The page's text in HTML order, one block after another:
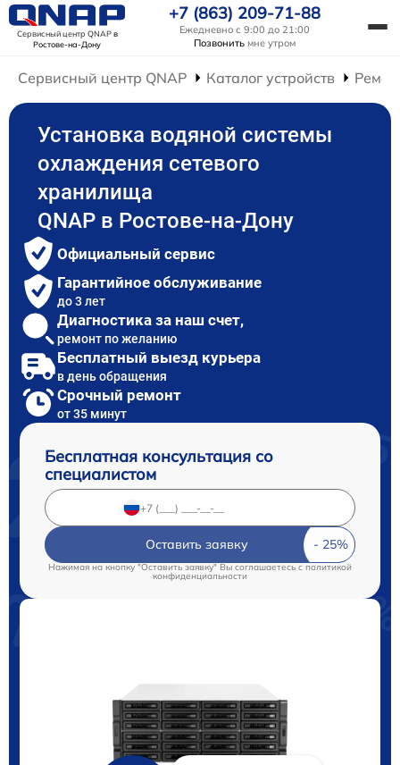
Сервисный центр QNAPв
Ростове-на-Дону
+7 (863) 209-71-88
Ежедневно с 9:00 до 21:00
Позвонить мне утром
Сервисный центр QNAP Каталог устройств
Установка водяной системы
охлаждения сетевого
хранилища
QNAP в Ростове-на-Дону
Официальный сервис
Гарантийное обслуживание
до 3 лет
Диагностика за наш счет,
ремонт по желанию
Бесплатный выезд курьера
в день обращения
Срочный ремонт
от 35 минут
Бесплатная консультация со
специалистом
Оставить заявку
Нажимая на кнопку "Оставить заявку" Вы соглашаетесь cполитикой
конфиденциальности